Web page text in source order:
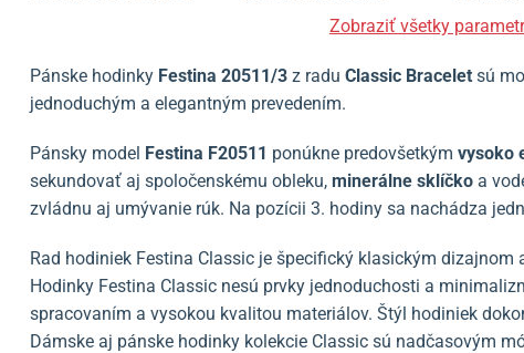
Zobraziť všetky
Pánske hodinky Festina 20511/3 z radu Classic Bracelet sú
jednoduchým a elegantným prevedením.
Pánsky model Festina F20511 ponúkne predovšetkým vysoko
sekundovať aj spoločenskému obleku, minerálne sklíčko a
zvládnu aj umývanie rúk. Na pozícii 3. hodiny sa nachádza
Rad hodiniek Festina Classic je špecifický klasickým dizajnom
Hodinky Festina Classic nesú prvky jednoduchosti a
spracovaním a vysokou kvalitou materiálov. Štýl hodiniek
Dámske aj pánske hodinky kolekcie Classic sú nadčasovým